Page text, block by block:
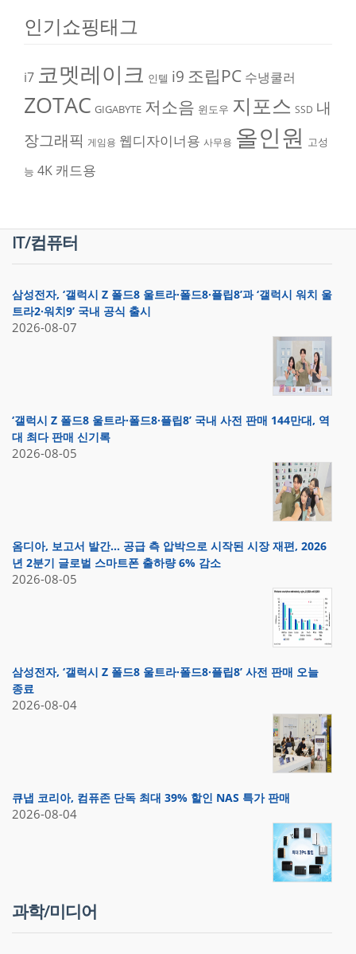
인기쇼핑태그
i7 코멧레이크 인텔 i9 조립PC 수냉쿨러
ZOTAC GIGABYTE 저소음 윈도우 지포스 SSD 내
장그래픽 게임용 웹디자이너용 사무용 올인원 고성
능 4K 캐드용
IT/컴퓨터
삼성전자, ‘갤럭시 Z 폴드8 울트라·폴드8·플립8’과 ‘갤럭시 워치 울
트라2·워치9’ 국내 공식 출시
2026-08-07
‘갤럭시 Z 폴드8 울트라·폴드8·플립8’ 국내 사전 판매 144만대, 역
대 최다 판매 신기록
2026-08-05
옴디아, 보고서 발간… 공급 측 압박으로 시작된 시장 재편, 2026
년 2분기 글로벌 스마트폰 출하량 6% 감소
2026-08-05
삼성전자, ‘갤럭시 Z 폴드8 울트라·폴드8·플립8’ 사전 판매 오늘
종료
2026-08-04
큐냅 코리아, 컴퓨존 단독 최대 39% 할인 NAS 특가 판매
2026-08-04
과학/미디어